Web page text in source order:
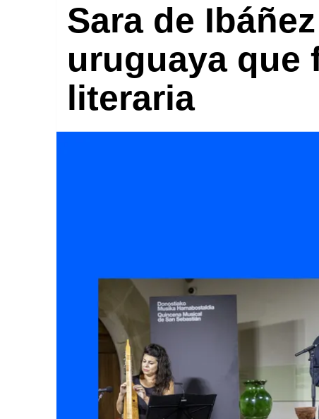
Sara de
uruguaya que
literaria